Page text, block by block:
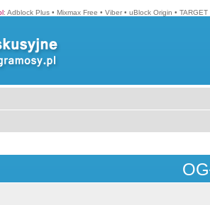
: Adblock Plus • Mixmax Free • Viber • uBlock Origin •